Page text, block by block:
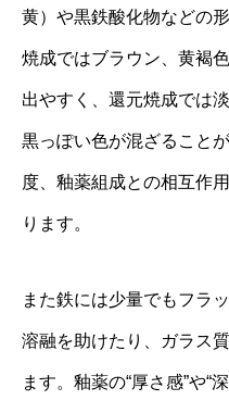
黄）や黒鉄酸化物などの
焼成ではブラウン、黄褐
出やすく、還元焼成では
黒っぽい色が混ざること
度、釉薬組成との相互作
ります。
また鉄には少量でもフラ
溶融を助けたり、ガラス
ます。釉薬の“厚さ感”や“